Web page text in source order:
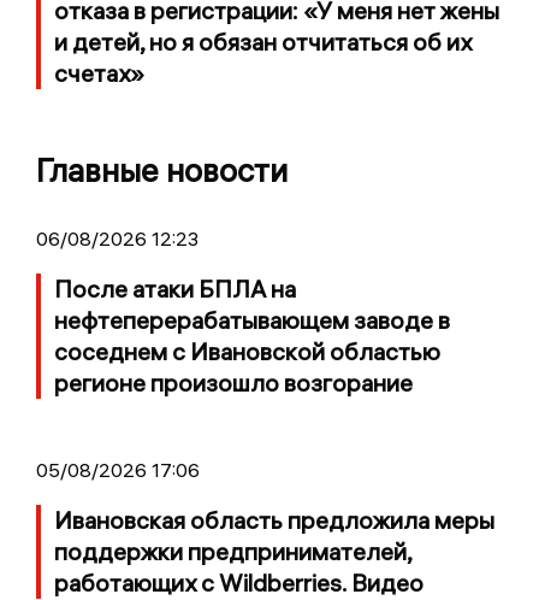
отказа в регистрации: «У меня нет жены
и детей, но я обязан отчитаться об их
счетах»
Главные новости
06/08/2026 12:23
После атаки БПЛА на
нефтеперерабатывающем заводе в
соседнем с Ивановской областью
регионе произошло возгорание
05/08/2026 17:06
Ивановская область предложила меры
поддержки предпринимателей,
работающих с Wildberries. Видео